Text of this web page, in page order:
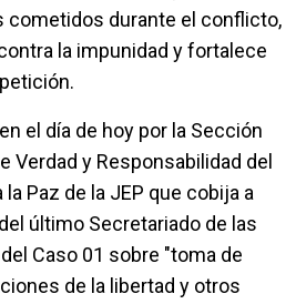
cometidos durante el conflicto,
la impunidad y fortalece
el día de hoy por la Sección
Verdad y Responsabilidad del
Paz de la JEP que cobija a
último Secretariado de las
del Caso 01 sobre "toma de
de la libertad y otros